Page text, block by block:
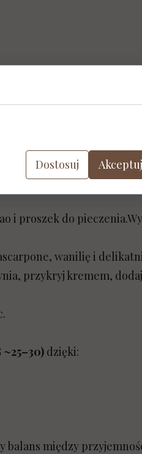
i proszek do
wanilię i
przykryj kremem,
dzięki:
balans między
Dostosuj